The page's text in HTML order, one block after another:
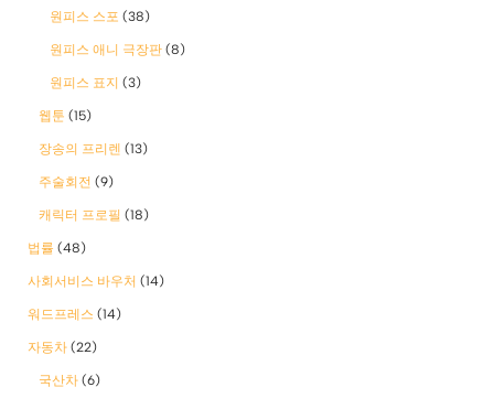
원피스 스포 (38)
원피스 애니 극장판 (8)
원피스 표지 (3)
웹툰 (15)
장송의 프리렌 (13)
주술회전 (9)
캐릭터 프로필 (18)
법률 (48)
사회서비스 바우처 (14)
워드프레스 (14)
자동차 (22)
국산차 (6)